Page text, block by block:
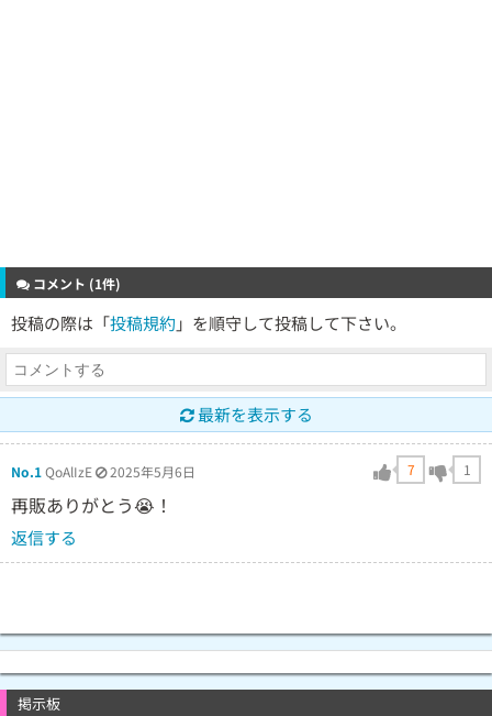
コメント (1件)
投稿の際は「投稿規約 」を順守して投稿して下さい。
最新を表示する
No.1QoAlIzE 2025年5月6日 7 1
再販ありがとう😭！
返信する
掲示板